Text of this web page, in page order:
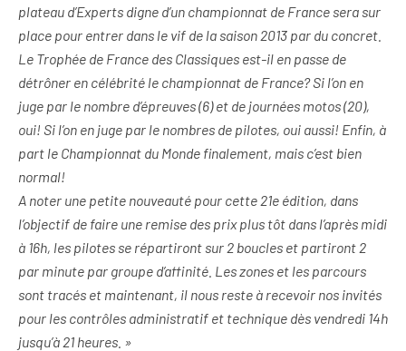
plateau d’Experts digne d’un championnat de France sera sur
place pour entrer dans le vif de la saison 2013 par du concret.
Le Trophée de France des Classiques est-il en passe de
détrôner en célébrité le championnat de France? Si l’on en
juge par le nombre d’épreuves (6) et de journées motos (20),
oui! Si l’on en juge par le nombres de pilotes, oui aussi! Enfin, à
part le Championnat du Monde finalement, mais c’est bien
normal!
A noter une petite nouveauté pour cette 21e édition, dans
l’objectif de faire une remise des prix plus tôt dans l’après midi
à 16h, les pilotes se répartiront sur 2 boucles et partiront 2
par minute par groupe d’affinité. Les zones et les parcours
sont tracés et maintenant, il nous reste à recevoir nos invités
pour les contrôles administratif et technique dès vendredi 14h
jusqu’à 21 heures. »